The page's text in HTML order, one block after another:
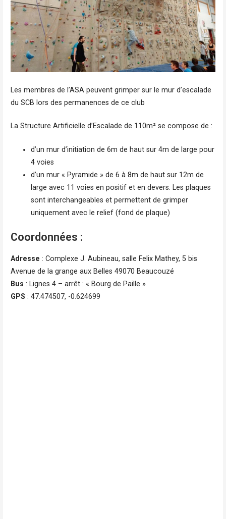
Les membres de l’ASA peuvent grimper sur le mur d’escalade
du SCB lors des permanences de ce club
La Structure Artificielle d’Escalade de 110m² se compose de :
d’un mur d’initiation de 6m de haut sur 4m de large pour
4 voies
d’un mur « Pyramide » de 6 à 8m de haut sur 12m de
large avec 11 voies en positif et en devers. Les plaques
sont interchangeables et permettent de grimper
uniquement avec le relief (fond de plaque)
Coordonnées :
Adresse : Complexe J. Aubineau, salle Felix Mathey, 5 bis
Avenue de la grange aux Belles 49070 Beaucouzé
Bus : Lignes 4 – arrêt : « Bourg de Paille »
GPS : 47.474507, -0.624699